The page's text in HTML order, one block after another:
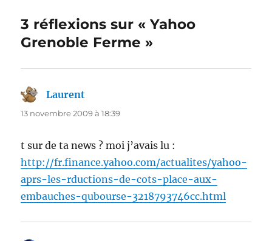
3 réflexions sur « Yahoo
Grenoble Ferme »
Laurent
13 novembre 2009 à 18:39
t sur de ta news ? moi j’avais lu :
http://fr.finance.yahoo.com/actualites/yahoo-
aprs-les-rductions-de-cots-place-aux-
embauches-qubourse-3218793746cc.html